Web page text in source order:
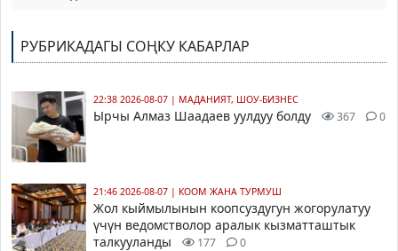
РУБРИКАДАГЫ СОҢКУ КАБАРЛАР
22:38 2026-08-07 | МАДАНИЯТ, ШОУ-БИЗНЕС
Ырчы Алмаз Шаадаев уулдуу болду 367 0
21:46 2026-08-07 | КООМ ЖАНА ТУРМУШ
Жол кыймылынын коопсуздугун жогорулатуу
үчүн ведомстволор аралык кызматташтык
талкууланды
177 0